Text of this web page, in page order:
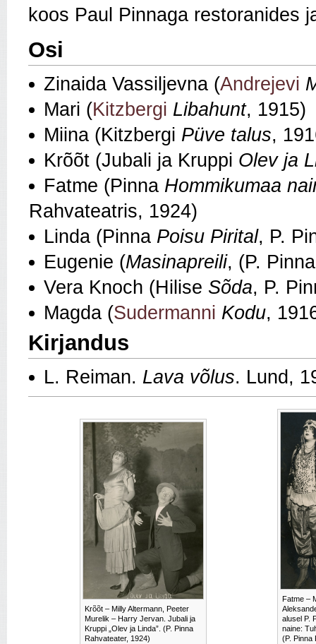
koos Paul Pinnaga restoranides
Osi
Zinaida Vassiljevna (Andrejevi
Mari (Kitzbergi Libahunt, 1915)
Miina (Kitzbergi Püve talus,
Krõõt (Jubali ja Kruppi Olev ja
Fatme (Pinna Hommikumaa
Rahvateatris, 1924)
Linda (Pinna Poisu Pirital, P.
Eugenie (Masinapreili, (P.
Vera Knoch (Hilise Sõda, P.
Magda (Sudermanni Kodu,
Kirjandus
L. Reiman. Lava võlus. Lund,
Krõõt – Milly Altermann, Peeter
Murelik – Harry Jervan. Jubali ja
Kruppi „Olev ja Linda”. (P. Pinna
Rahvateater, 1924)
Fatme –
alusel P.
naine:
(P. Pinna